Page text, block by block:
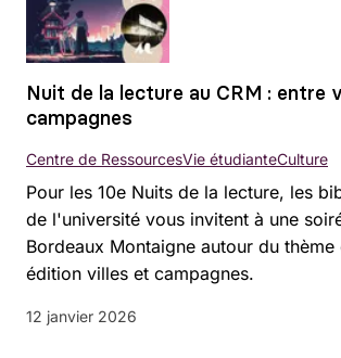
Nuit de la lecture au CRM : entre
campagnes
Pour les 10e Nuits de la lecture, les
de l'université vous invitent à une
Bordeaux Montaigne autour du thème
édition villes et campagnes.
Centre de RessourcesVie étudianteCulture
12 janvier 2026